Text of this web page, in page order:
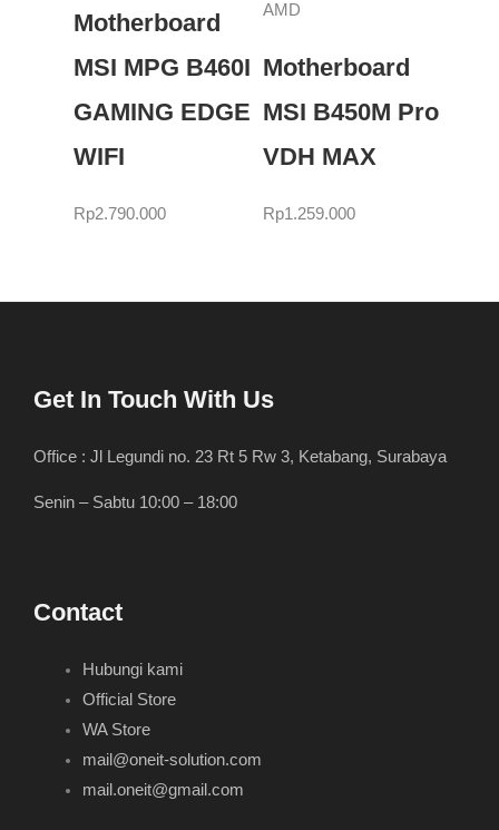
Motherboard
MSI MPG B460I
GAMING EDGE
WIFI
Rp2.790.000
AMD
Motherboard
MSI B450M Pro
VDH MAX
Rp1.259.000
Get In Touch With Us
Office : Jl Legundi no. 23 Rt 5 Rw 3, Ketabang, Surabaya
Senin – Sabtu 10:00 – 18:00
Contact
Hubungi kami
Official Store
WA Store
mail@oneit-solution.com
mail.oneit@gmail.com